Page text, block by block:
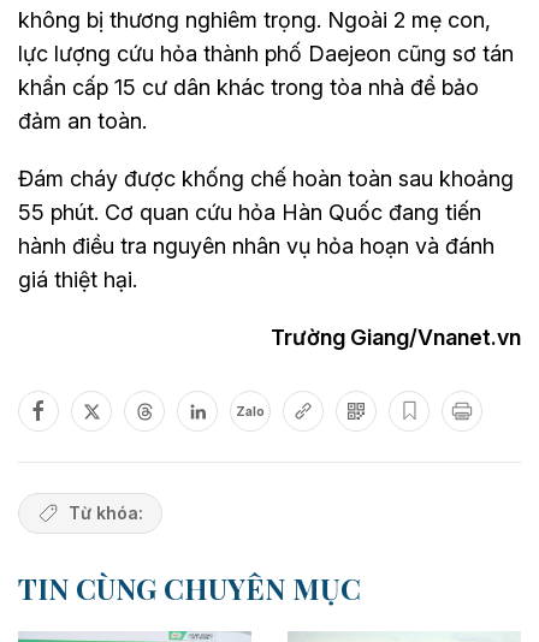
không bị thương nghiêm trọng. Ngoài 2 mẹ con,
lực lượng cứu hỏa thành phố Daejeon cũng sơ tán
khẩn cấp 15 cư dân khác trong tòa nhà để bảo
đảm an toàn.
Đám cháy được khống chế hoàn toàn sau khoảng
55 phút. Cơ quan cứu hỏa Hàn Quốc đang tiến
hành điều tra nguyên nhân vụ hỏa hoạn và đánh
giá thiệt hại.
Trường Giang/Vnanet.vn
Zalo
Từ khóa:
TIN CÙNG CHUYÊN MỤC